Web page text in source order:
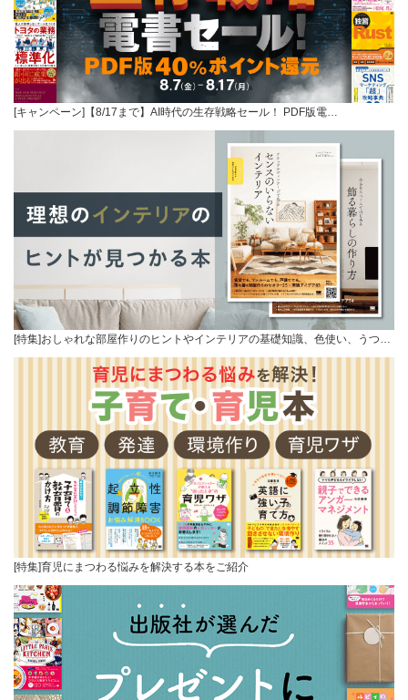
[キャンペーン]【8/17まで】AI時代の生存戦略セール！ PDF版電…
[特集]おしゃれな部屋作りのヒントやインテリアの基礎知識、色使い、うつ…
[特集]育児にまつわる悩みを解決する本をご紹介